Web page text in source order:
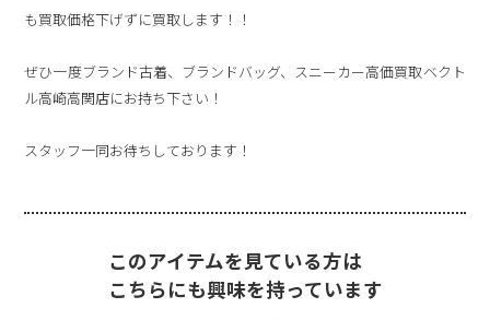
も買取価格下げずに買取します！！
ぜひ一度ブランド古着、ブランドバッグ、スニーカー高価買取ベクト
ル高崎高関店にお持ち下さい！
スタッフ一同お待ちしております！
このアイテムを見ている方は
こちらにも興味を持っています